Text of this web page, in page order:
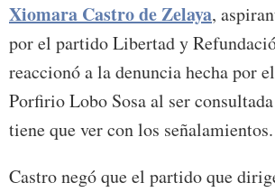
Xiomara Castro de Zelaya,
por el partido Libertad y
reaccionó a la denuncia hecha por
Porfirio Lobo Sosa al ser
tiene que ver con los señalamientos.
Castro negó que el partido que